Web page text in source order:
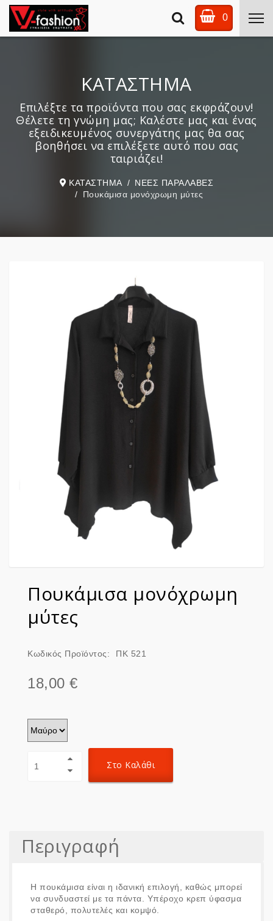
0
ΚΑΤΑΣΤΗΜΑ
Επιλέξτε τα προϊόντα που σας εκφράζουν!
Θέλετε τη γνώμη μας; Καλέστε μας και ένας
εξειδικευμένος συνεργάτης μας θα σας
βοηθήσει να επιλέξετε αυτό που σας
ταιριάζει!
ΚΑΤΑΣΤΗΜΑ
ΝΕΕΣ ΠΑΡΑΛΑΒΕΣ
Πουκάμισα μονόχρωμη μύτες
Πουκάμισα μονόχρωμη
μύτες
Κωδικός Προϊόντος: ΠΚ 521
18,00 €
Στο Καλάθι
Περιγραφή
Η πουκάμισα είναι η ιδανική επιλογή, καθώς μπορεί
να συνδυαστεί με τα πάντα. Υπέροχο κρεπ ύφασμα
σταθερό, πολυτελές και κομψό.